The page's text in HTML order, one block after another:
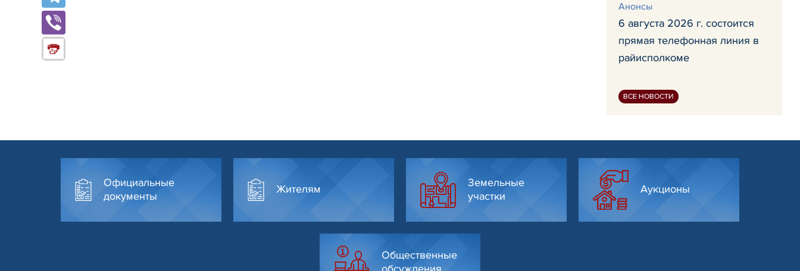
Анонсы
6 августа 2026 г. состоится
прямая телефонная линия в
райисполкоме
ВСЕ НОВОСТИ
Официальные
документы
Жителям
Земельные
участки
Аукционы
Общественные